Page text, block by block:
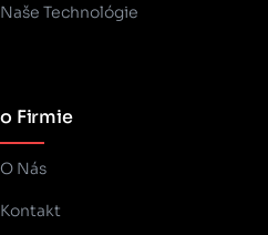
Naše Technológie
o Firmie
O Nás
Kontakt